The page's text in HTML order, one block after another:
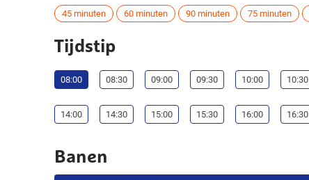
45 minuten 60 minuten 90 minuten 75 minuten
Tijdstip
08:00 08:30 09:00 09:30 10:00 10:30
14:00 14:30 15:00 15:30 16:00 16:30
Banen